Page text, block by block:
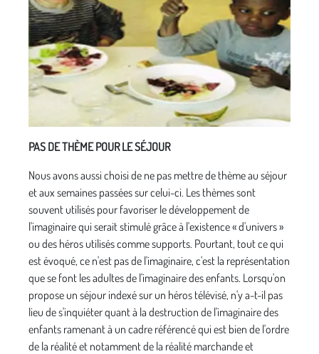
PAS DE THÈME POUR LE SÉJOUR
Nous avons aussi choisi de ne pas mettre de thème au séjour
et aux semaines passées sur celui-ci. Les thèmes sont
souvent utilisés pour favoriser le développement de
l'imaginaire qui serait stimulé grâce à l'existence « d'univers »
ou des héros utilisés comme supports. Pourtant, tout ce qui
est évoqué, ce n'est pas de l'ima­ginaire, c'est la représentation
que se font les adultes de l'imaginaire des enfants. Lorsqu'on
propose un séjour indexé sur un héros télévisé, n'y a-t-il pas
lieu de s'inquiéter quant à la destruction de l'imaginaire des
enfants ramenant à un cadre référencé qui est bien de l'ordre
de la réalité et notamment de la réalité marchande et